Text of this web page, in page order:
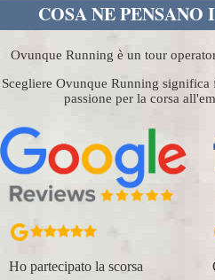
COSA NE
Ovunque Running è un tour
Scegliere Ovunque Running
passione per la corsa
Ho partecipato la scorsa